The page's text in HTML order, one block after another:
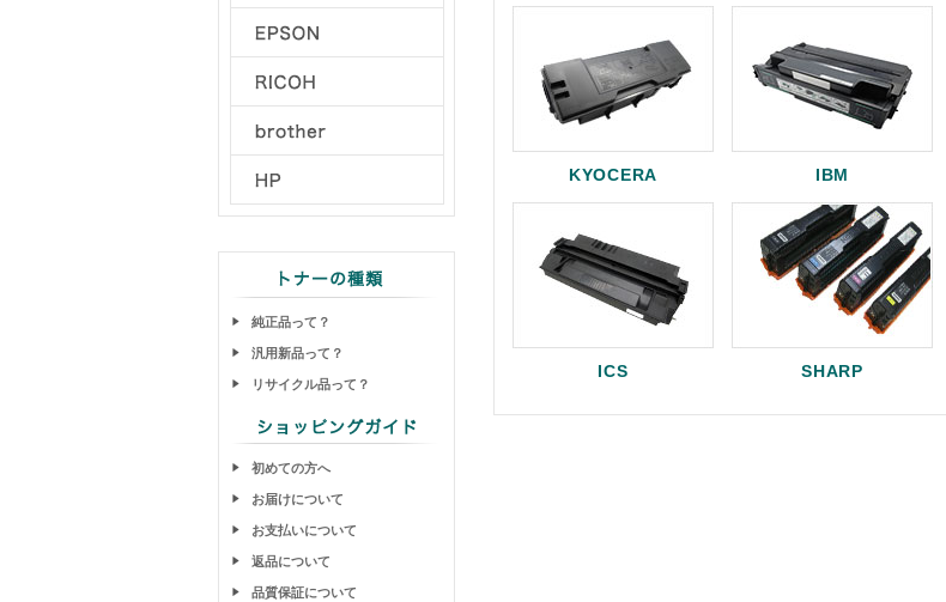
純正品って？
汎用新品って？
リサイクル品って？
初めての方へ
お届けについて
お支払いについて
返品について
品質保証について
KYOCERA IBM
ICS SHARP